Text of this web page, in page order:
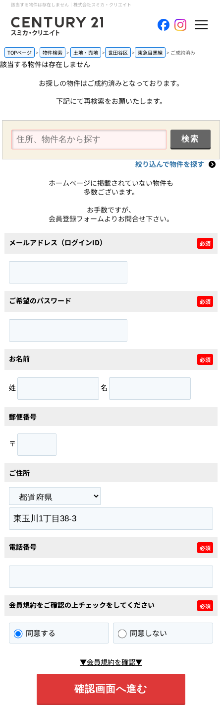
該当する物件は存在しません｜株式会社スミカ・クリエイト
ホーム
当社について
買いたい
売りたい
採用情報
会員メニュー
サイトマップ
TOPページ 物件検索 土地・売地 世田谷区 東急目黒線 ご成約済み
該当する物件は存在しません
お探しの物件はご成約済みとなっております。
下記にて再検索をお願いたします。
絞り込んで物件を探す
ホームページに掲載されていない物件も
多数ございます。
お手数ですが、
会員登録フォームよりお問合せ下さい。
メールアドレス（ログインID） 必須
ご希望のパスワード 必須
お名前 必須
姓 名
郵便番号
〒
ご住所
電話番号 必須
会員規約をご確認の上チェックをしてください 必須
同意する 同意しない
▼会員規約を確認▼